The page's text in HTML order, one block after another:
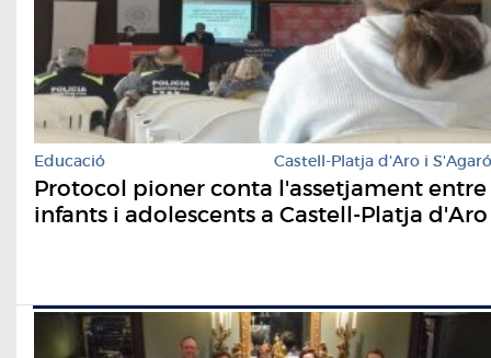
Educació Castell-Platja d'Aro i S'Agaró
Protocol pioner conta l'assetjament entre
infants i adolescents a Castell-Platja d'Aro